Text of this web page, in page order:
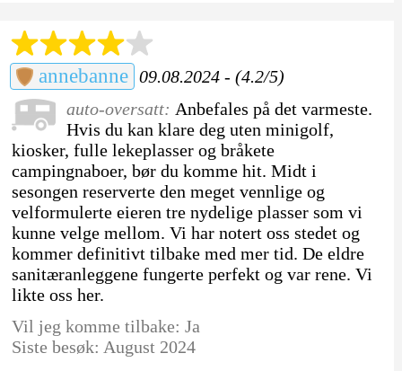
annebanne 09.08.2024 - (4.2/5)
auto-oversatt: Anbefales på det varmeste.
Hvis du kan klare deg uten minigolf,
kiosker, fulle lekeplasser og bråkete
campingnaboer, bør du komme hit. Midt i
sesongen reserverte den meget vennlige og
velformulerte eieren tre nydelige plasser som vi
kunne velge mellom. Vi har notert oss stedet og
kommer definitivt tilbake med mer tid. De eldre
sanitæranleggene fungerte perfekt og var rene. Vi
likte oss her.
Vil jeg komme tilbake: Ja
Siste besøk: August 2024